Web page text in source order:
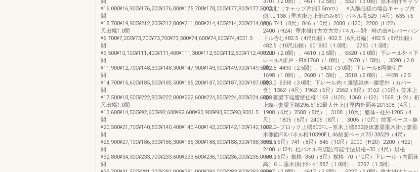
¥16,000¥16,900¥176,200¥176,000¥175,700¥178,000¥177,800¥177,5003.0
間
¥18,700¥19,900¥212,200¥212,000¥211,800¥214,400¥214,200¥214,0006
尺出幅1.0間
¥6,700¥7,200¥73,700¥73,700¥73,500¥74,600¥74,600¥74,4001.5
間
¥9,500¥10,100¥111,400¥111,400¥111,300¥112,500¥112,500¥112,4002.0
間
¥11,900¥12,700¥148,300¥148,300¥147,900¥149,900¥149,900¥149,5002.5
間
¥14,700¥15,600¥185,500¥185,500¥185,200¥187,300¥187,300¥187,0003.0
間
¥17,500¥18,500¥222,800¥222,800¥222,600¥224,800¥224,800¥224,6008
尺出幅1.0間
¥13,600¥14,500¥92,600¥92,600¥92,600¥93,900¥93,900¥93,9001.5
間
¥20,500¥21,700¥140,500¥140,400¥140,400¥142,200¥142,100¥142,1002.0
間
¥25,900¥27,100¥186,300¥186,300¥186,300¥188,300¥188,300¥188,3002.5
間
¥32,800¥34,300¥233,700¥233,600¥233,600¥236,100¥236,000¥236,0003.0
間
プ含む（キャップ片側3.5mm） ※入隅仕様の場合キャップ片
側F.L.138（垂木掛け上部のみ81）パネル高529（4尺）635（6
尺）741（8尺）846（10尺）2000（H20）2200（H22）
2400（H24）垂木掛け方立方立パネル﹁開﹂時の出※レバーハン
ドル含む482.5（4尺出幅）402.5（6尺出幅）482.5（8尺出幅）
482.5（10尺出幅）601880（1.0間）、2790（1.5間）、
3700（2.0間）、4610（2.5間）、5520（3.0間）下レール外々下
レールA折戸・FIX1760（1.0間）、2670（1.5間）、3590（2.0
間）、4490（2.5間）、5400（3.0間）下レールB両側引戸
1698（1.0間）、2608（1.5間）、3518（2.0間）、4428（2.5
間）、5338（3.0間）下レール内々腰壁躯体∼腰壁外（カバー
含）1362（4尺）1962（6尺）2562（8尺）3162（10尺）笠木上
端∼妻梁下端腰壁仕様1168（H20）1368（H22）1568（H24）桁
上端∼妻梁下端296.5150最大仕上げ厚内外面各201308（4尺）、
1908（6尺）2508（8尺）、3108（10尺）躯体∼柱外1205（4
尺）、1805（6尺）2405（8尺）、3005（10尺）前面ベース∼躯
体F.L∼ブロック上端800F.L∼笠木上端832躯体妻梁垂木掛け妻垂
木側面FIXパネル桁10390F.L.46前面ベース75138529（4尺）
635（6尺）741（8尺）846（10尺）2000（H20）2200（H22）
2400（H24）柱パネル高切詰可能寸法規格−30（4尺）規格
−70（6尺）規格−350（8尺）規格−70（10尺）下レール（内面床
高）G.L.垂木掛け外々1887（1.0間）、2797（1.5間）、